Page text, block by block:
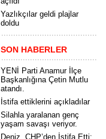
Yazlıkçılar geldi plajlar
doldu
SON HABERLER
YENİ Parti Anamur İlçe
Başkanlığına Çetin Mutlu
atandı.
İstifa ettiklerini açıkladılar
Silahla yaralanan genç
yaşam savaşı veriyor.
Deniz, CHP’den İstifa Etti: